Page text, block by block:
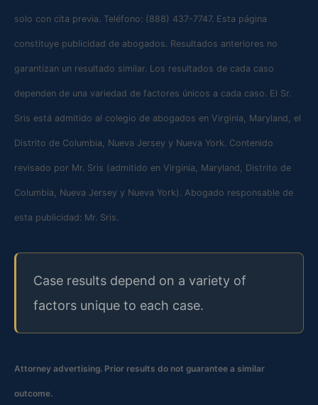
solo con cita previa. Teléfono: (888) 437-7747. Esta página
constituye publicidad de abogados. Resultados anteriores no
garantizan un resultado similar. Los resultados de cada caso
dependen de una variedad de factores únicos a cada caso. El Sr.
Sris está admitido al colegio de abogados en Virginia, Maryland, el
Distrito de Columbia, Nueva Jersey y Nueva York. Contenido
revisado por Mr. Sris (admitido en Virginia, Maryland, Distrito de
Columbia, Nueva Jersey y Nueva York). Abogado responsable de
esta publicidad: Mr. Sris.
Case results depend on a variety of
factors unique to each case.
Attorney advertising. Prior results do not guarantee a similar
outcome.